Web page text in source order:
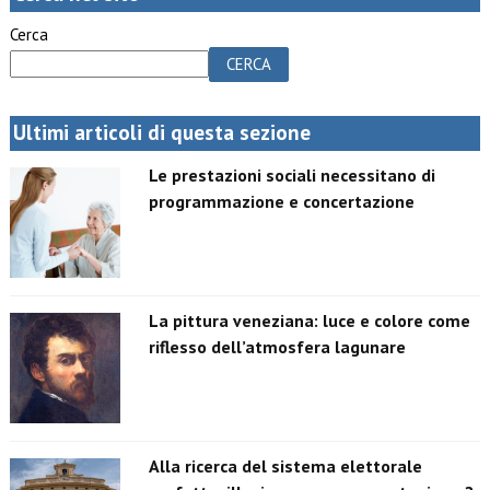
Cerca
CERCA
Ultimi articoli di questa sezione
Le prestazioni sociali necessitano di
programmazione e concertazione
La pittura veneziana: luce e colore come
riflesso dell’atmosfera lagunare
Alla ricerca del sistema elettorale